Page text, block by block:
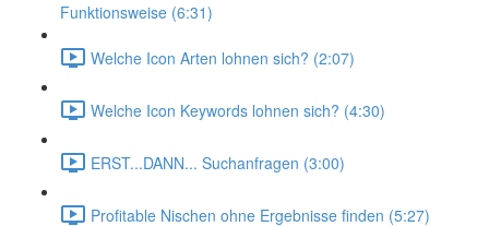
Funktionsweise (6:31)
Welche Icon Arten lohnen sich? (2:07)
Welche Icon Keywords lohnen sich? (4:30)
ERST...DANN... Suchanfragen (3:00)
Profitable Nischen ohne Ergebnisse finden (5:27)